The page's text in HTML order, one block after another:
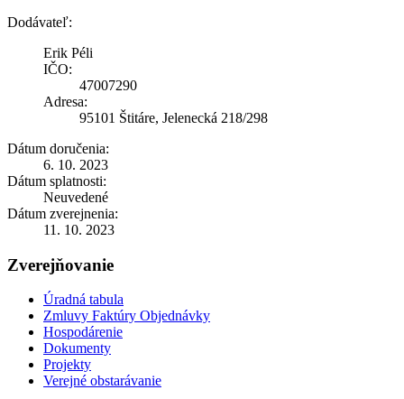
Dodávateľ:
Erik Péli
IČO:
47007290
Adresa:
95101 Štitáre, Jelenecká 218/298
Dátum doručenia:
6. 10. 2023
Dátum splatnosti:
Neuvedené
Dátum zverejnenia:
11. 10. 2023
Zverejňovanie
Úradná tabula
Zmluvy Faktúry Objednávky
Hospodárenie
Dokumenty
Projekty
Verejné obstarávanie